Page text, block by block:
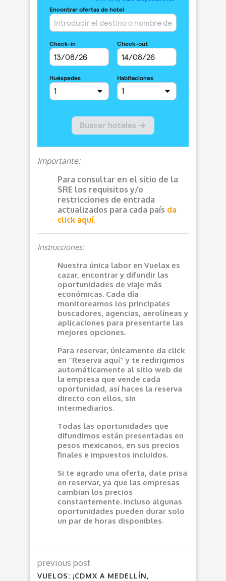
Importante:
Para consultar en el sitio de la
SRE los requisitos y/o
restricciones de entrada
actualizados para cada país da
click aquí.
Instrucciones:
Nuestra única labor en Vuelax es
cazar, encontrar y difundir las
oportunidades de viaje más
económicas. Cada día
monitoreamos los principales
buscadores, agencias, aerolíneas y
aplicaciones para presentarte las
mejores opciones.
Para reservar, únicamente da click
en “Reserva aquí” y te redirigimos
automáticamente al sitio web de
la empresa que vende cada
oportunidad, así haces la reserva
directo con ellos, sin
intermediarios.
Todas las oportunidades que
difundimos están presentadas en
pesos mexicanos, en sus precios
finales e impuestos incluidos.
Si te agrado una oferta, date prisa
en reservar, ya que las empresas
cambian los precios
constantemente. Incluso algunas
oportunidades pueden durar solo
un par de horas disponibles.
previous post
VUELOS: ¡CDMX A MEDELLÍN,